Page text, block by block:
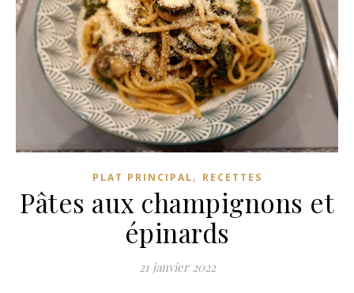
PLAT PRINCIPAL, RECETTES
Pâtes aux champignons et
épinards
21 janvier 2022